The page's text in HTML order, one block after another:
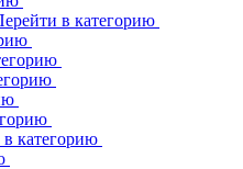
в категорию
категорию